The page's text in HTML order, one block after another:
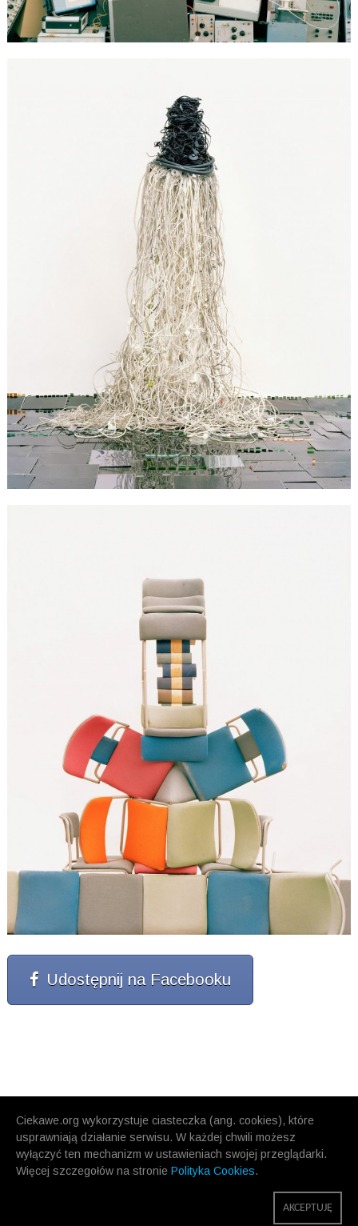
Ciekawe.org wykorzystuje ciasteczka (ang. cookies), które
usprawniają działanie serwisu. W każdej chwili możesz
wyłączyć ten mechanizm w ustawieniach swojej przeglądarki.
Więcej szczegołów na stronie Polityka Cookies.
AKCEPTUJĘ
Udostępnij na Facebooku